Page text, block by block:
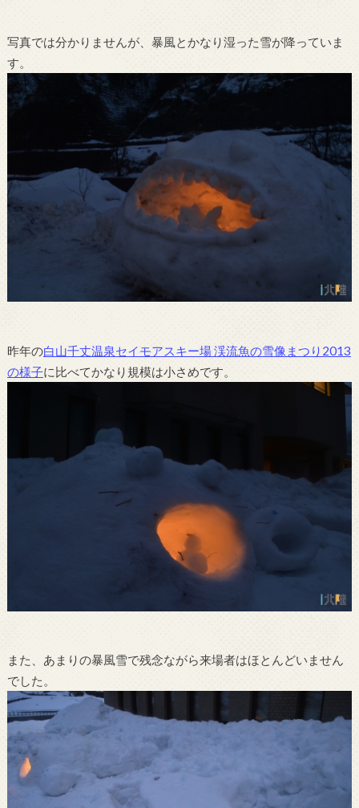
写真では分かりませんが、暴風とかなり湿った雪が降っていま
す。
昨年の白山千丈温泉セイモアスキー場 渓流魚の雪像まつり2013
の様子に比べてかなり規模は小さめです。
また、あまりの暴風雪で残念ながら来場者はほとんどいません
でした。